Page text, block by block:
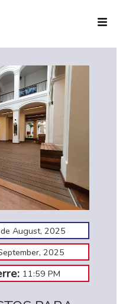
August, 2025
2025
11:59 PM